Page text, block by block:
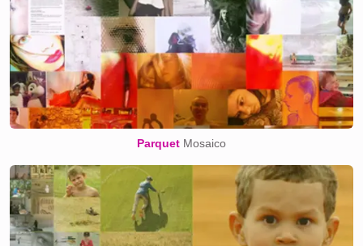
Parquet Mosaico